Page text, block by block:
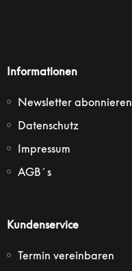
Informationen
Newsletter abonnieren
Datenschutz
Impressum
AGB´s
Kundenservice
Termin vereinbaren